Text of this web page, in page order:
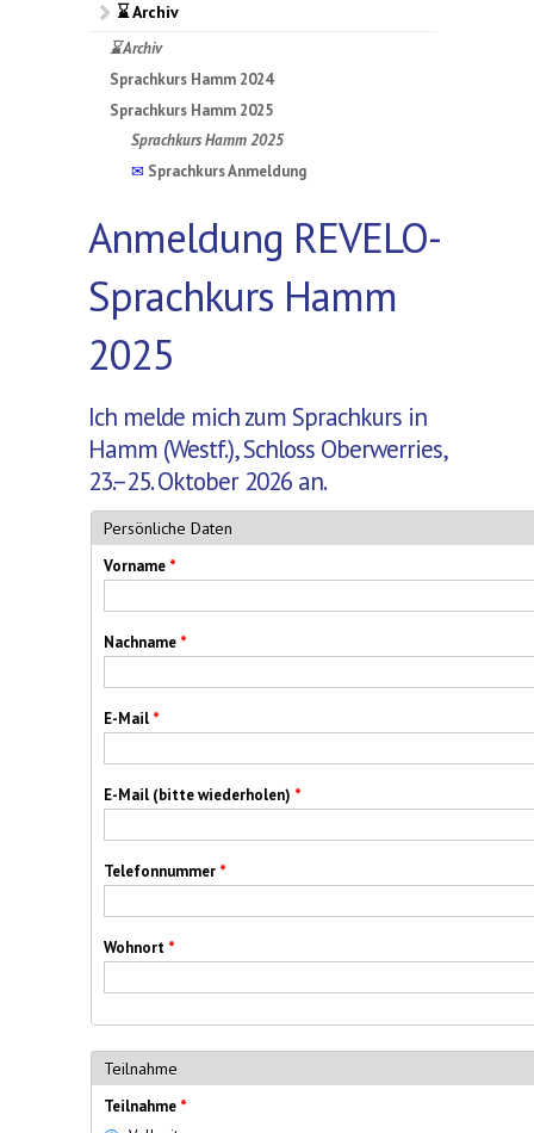
⌛ Archiv
⌛ Archiv
Sprachkurs Hamm 2024
Sprachkurs Hamm 2025
Sprachkurs Hamm 2025
✉ Sprachkurs Anmeldung
Anmeldung REVELO-
Sprachkurs Hamm
2025
Ich melde mich zum Sprachkurs in
Hamm (Westf.), Schloss Oberwerries,
23.–25. Oktober 2026 an.
Persönliche Daten
Vorname *
Nachname *
E-Mail *
E-Mail (bitte wiederholen) *
Telefonnummer *
Wohnort *
Teilnahme
Teilnahme *